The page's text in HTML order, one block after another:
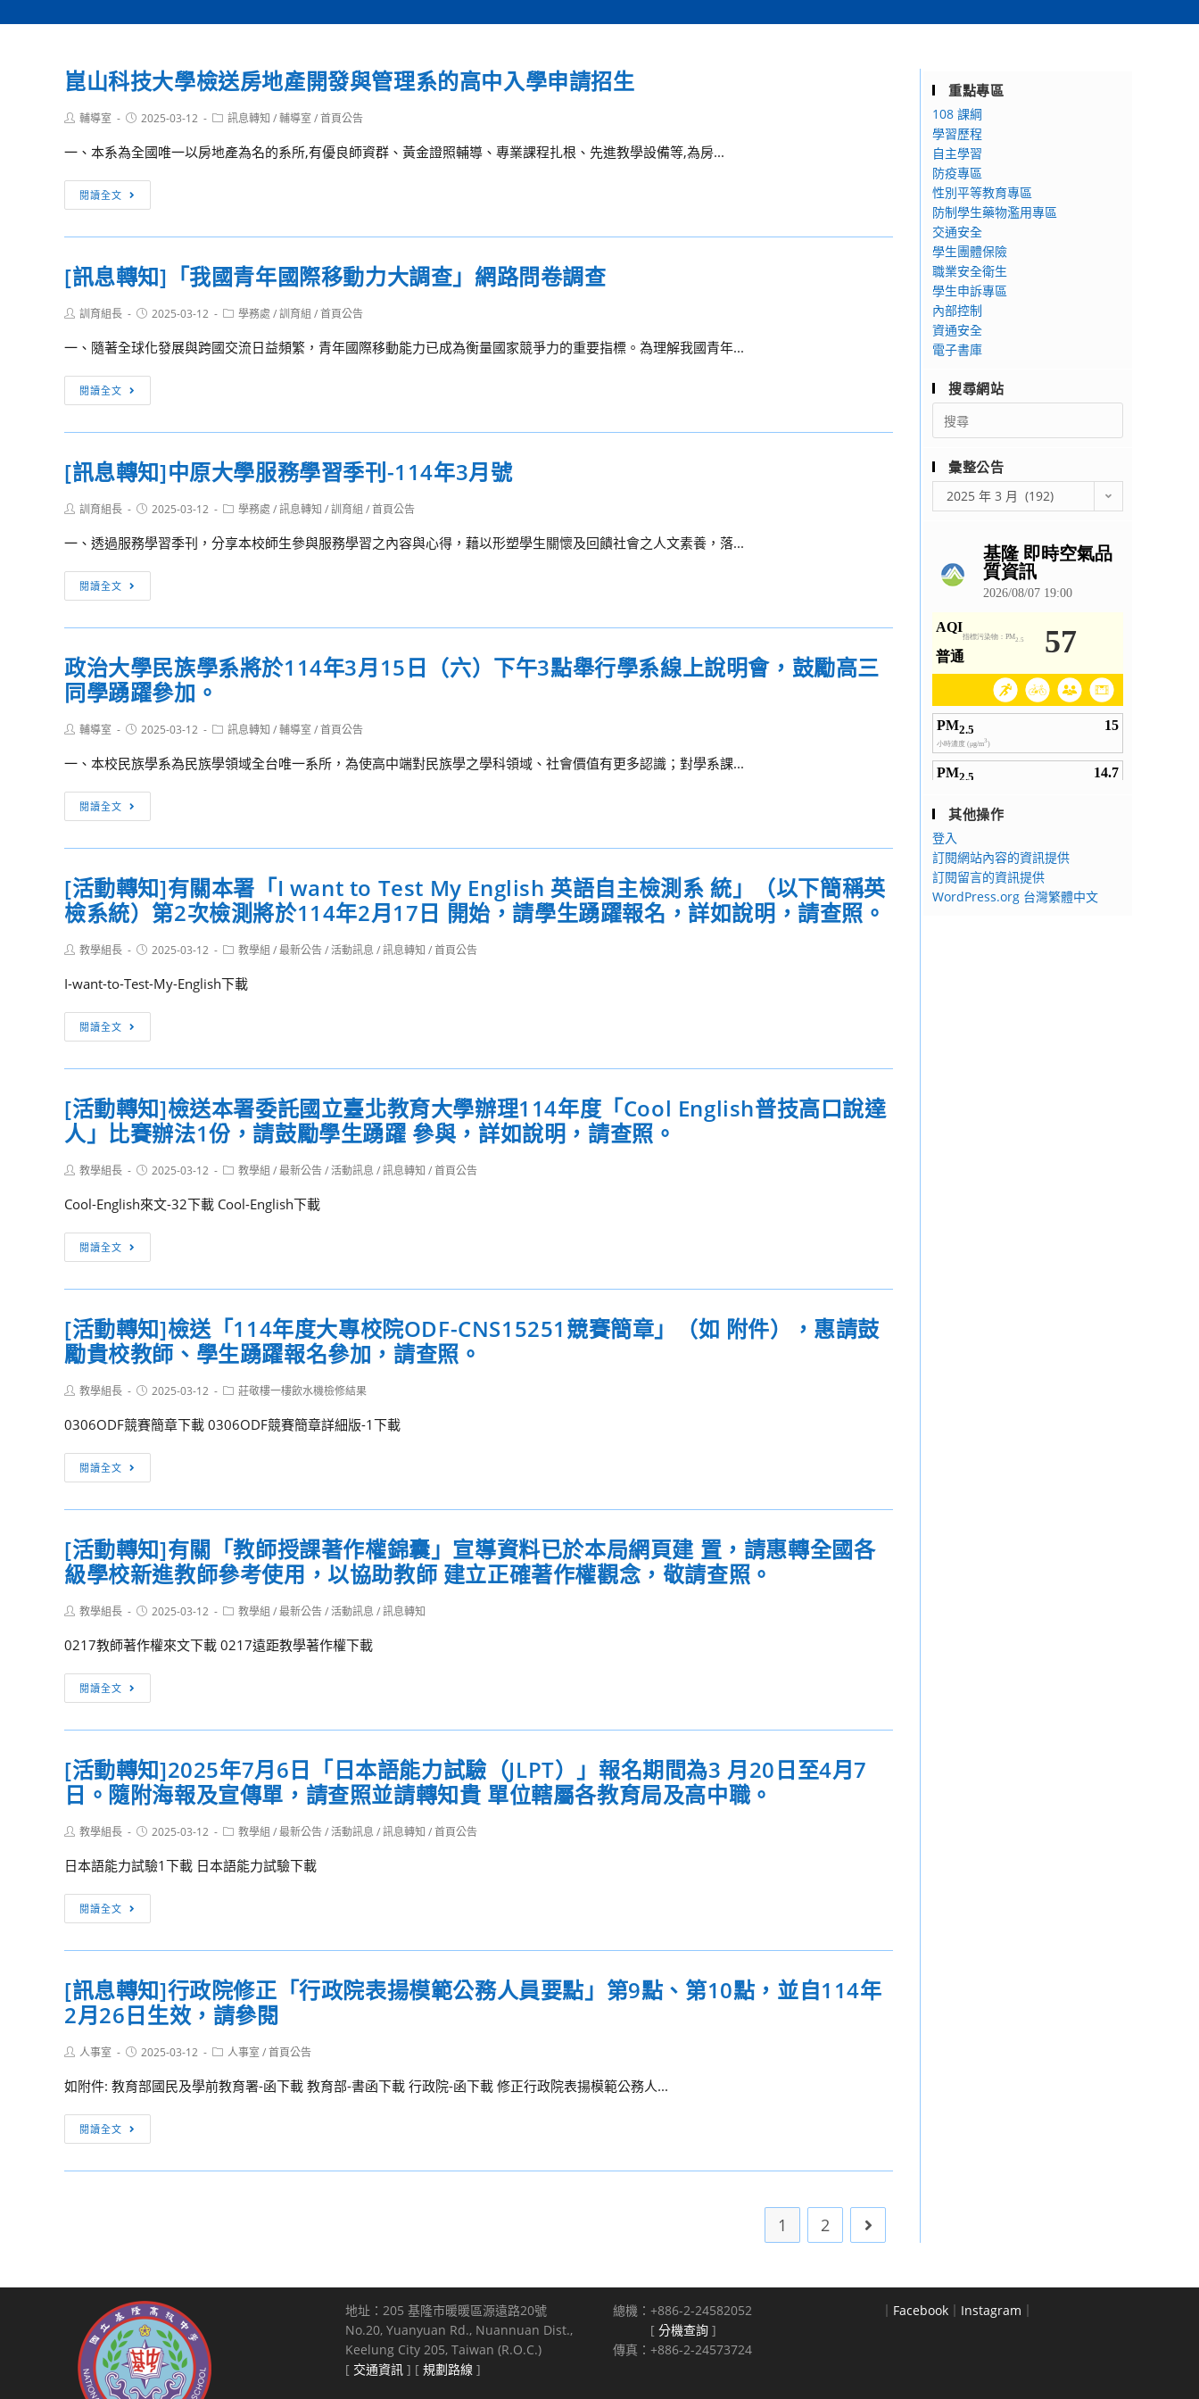
崑山科技大學檢送房地產開發與管理系的高中入學申請招生
Post輔導室
Post2025-03-12
Post訊息轉知 /輔導室 /首頁公告
一、本系為全國唯一以房地產為名的系所,有優良師資群、黃金證照輔導、專業課程扎根、先進教學設備等,為房...
閱讀全文
山
科
大
檢
送
產
與
理
系
的
高
中
申
請
招
生
[訊息轉知]「我國青年國際移動力大調查」網路問卷調查
Post訓育組長
Post2025-03-12
Post學務處 /訓育組 /首頁公告
一、隨著全球化發展與跨國交流日益頻繁，青年國際移動能力已成為衡量國家競爭力的重要指標。為理解我國青年...
閱讀全文
息
轉
「我
青
年
移
大
調
查」
網
問
卷
[訊息轉知]中原大學服務學習季刊-114年3月號
Post訓育組長
Post2025-03-12
Post學務處 /訊息轉知 /訓育組 /首頁公告
一、透過服務學習季刊，分享本校師生參與服務學習之內容與心得，藉以形塑學生關懷及回饋社會之人文素養，落...
閱讀全文
息
轉
中
原
學
服
務
學
習
年
3
月
號
政治大學民族學系將於114年3月15日（六）下午3點舉行學系線上說明會，鼓勵高三
同學踴躍參加。
Post輔導室
Post2025-03-12
Post訊息轉知 /輔導室 /首頁公告
一、本校民族學系為民族學領域全台唯一系所，為使高中端對民族學之學科領域、社會價值有更多認識；對學系課...
閱讀全文
治
大
民
族
系
於
114
年
15
日
（六）
下
3
點
學
系
線
上
會，
高
三
學
踴
參
加。
[活動轉知]有關本署「I want to Test My English 英語自主檢測系 統」（以下簡稱英
檢系統）第2次檢測將於114年2月17日 開始，請學生踴躍報名，詳如說明，請查照。
Post教學組長
Post2025-03-12
Post教學組 /最新公告/活動訊息 /訊息轉知 /首頁公告
I-want-to-Test-My-English下載
閱讀全文
動
轉
有
關
署
「I
want
to
Test
英
語
自
主
測
系
下
簡
稱
英
統）
次
檢
將
於
年
2
17
日
請
學
生
踴
報
名，
[活動轉知]檢送本署委託國立臺北教育大學辦理114年度「Cool English普技高口說達
人」比賽辦法1份，請鼓勵學生踴躍 參與，詳如說明，請查照。
Post教學組長
Post2025-03-12
Post教學組 /最新公告/活動訊息 /訊息轉知 /首頁公告
Cool-English來文-32下載 Cool-English下載
閱讀全文
動
轉
檢
送
署
委
託
國
立
教
育
大
學
理
114
「Cool
English
普
技
說
比
賽
法
1
請
鼓
學
生
說
明，
請
查
照。
[活動轉知]檢送「114年度大專校院ODF-CNS15251競賽簡章」（如 附件），惠請鼓
勵貴校教師、學生踴躍報名參加，請查照。
Post教學組長
Post2025-03-12
Post莊敬樓一樓飲水機檢修結果
0306ODF競賽簡章下載 0306ODF競賽簡章詳細版-1下載
閱讀全文
動
轉
檢
送
年
度
大
專
校
CNS15251
競
賽
簡
（如
附
請
鼓
勵
貴
師、
踴
躍
查
照。
[活動轉知]有關「教師授課著作權錦囊」宣導資料已於本局網頁建 置，請惠轉全國各
級學校新進教師參考使用，以協助教師 建立正確著作權觀念，敬請查照。
Post教學組長
Post2025-03-12
Post教學組 /最新公告/活動訊息 /訊息轉知
0217教師著作權來文下載 0217遠距教學著作權下載
閱讀全文
動
轉
有
關
師
授
課
著
作
囊」
宣
導
資
已
於
網
惠
轉
全
國
各
級
[活動轉知]2025年7月6日「日本語能力試驗（JLPT）」報名期間為3 月20日至4月7
日。隨附海報及宣傳單，請查照並請轉知貴 單位轄屬各教育局及高中職。
Post教學組長
Post2025-03-12
Post教學組 /最新公告/活動訊息 /訊息轉知 /首頁公告
日本語能力試驗1下載 日本語能力試驗下載
閱讀全文
動
轉
年
7
6
「日
本
語
名
期
間
為
3
[訊息轉知]行政院修正「行政院表揚模範公務人員要點」第9點、第10點，並自114年
2月26日生效，請參閱
Post人事室
Post2025-03-12
Post人事室 /首頁公告
如附件: 教育部國民及學前教育署-函下載 教育部-書函下載 行政院-函下載 修正行政院表揚模範公務人...
閱讀全文
息
轉
「行
政
院
表
1 2 Go to the next page
重點專區
108 課綱
學習歷程
自主學習
防疫專區
性別平等教育專區
防制學生藥物濫用專區
交通安全
學生團體保險
職業安全衛生
學生申訴專區
內部控制
資通安全
電子書庫
搜尋網站
Search
for:
彙整公告
整
2025 年 3 月 (192)
其他操作
登入
訂閱網站內容的資訊提供
訂閱留言的資訊提供
WordPress.org 台灣繁體中文
地址：205 基隆市暖暖區源遠路20號
No.20, Yuanyuan Rd., Nuannuan Dist.,
Keelung City 205, Taiwan (R.O.C.)
[ 交通資訊 ] [ 規劃路線 ]
總機：+886-2-24582052
[ 分機查詢 ]
傳真：+886-2-24573724
｜ Facebook ｜ Instagram ｜